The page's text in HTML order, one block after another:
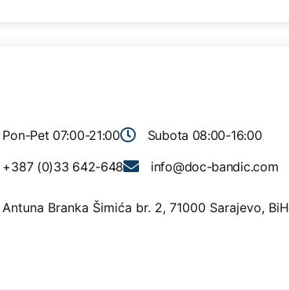
Pon-Pet 07:00-21:00
Subota 08:00-16:00
+387 (0)33 642-648
info@doc-bandic.com
Antuna Branka Šimića br. 2, 71000 Sarajevo, BiH